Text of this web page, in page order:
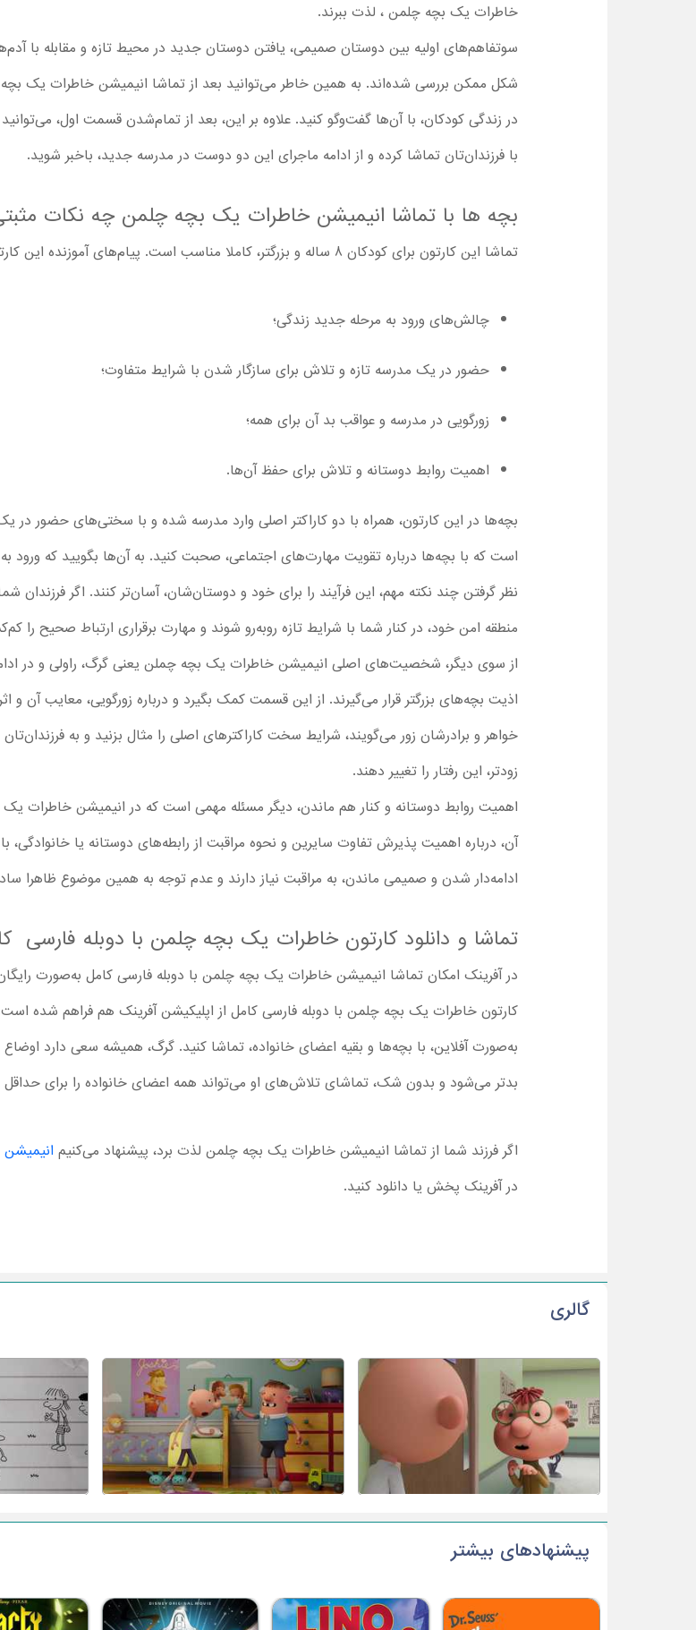
خاطرات یک بچه چلمن ، لذت ببرند.
سوتفاهم‌های اولیه بین دوستان صمیمی، یافتن دوستان جدید در محیط تازه و مقابله با
با فرزندان‌تان تماشا کرده و از ادامه ماجرای این دو دوست در مدرسه جدید، باخبر شوید.
بچه ها با تماشا انیمیشن خاطرات یک بچه چلمن چه نکات
تماشا این کارتون برای کودکان 8 ساله و بزرگتر، کاملا مناسب است. پیام‌های آموزنده این کارتون برای بچه‌ها شامل موارد زیر است:
چالش‌های ورود به مرحله جدید زندگی؛
حضور در یک مدرسه تازه و تلاش برای سازگار شدن با شرایط متفاوت؛
زورگویی در مدرسه و عواقب بد آن برای همه؛
اهمیت روابط دوستانه و تلاش برای حفظ آن‌ها.
بچه‌ها در این کارتون، همراه با دو کاراکتر اصلی وارد مدرسه شده و با سختی‌های حضور
است که با بچه‌ها درباره تقویت مهارت‌های اجتماعی، صحبت کنید. به آن‌ها بگویید که ورود
نظر گرفتن چند نکته مهم، این فرآیند را برای خود و دوستان‌شان، آسان‌تر کنند. اگر
منطقه امن خود، در کنار شما با شرایط تازه روبه‌رو شوند و مهارت برقراری ارتباط صحیح را
از سوی دیگر، شخصیت‌های اصلی انیمیشن خاطرات یک بچه چملن یعنی گرگ، راولی و در
اذیت بچه‌های بزرگتر قرار می‌گیرند. از این قسمت کمک بگیرد و درباره زورگویی، معایب آن و
خواهر و برادرشان زور می‌گویند، شرایط سخت کاراکترهای اصلی را مثال بزنید و به
زودتر، این رفتار را تغییر دهند.
اهمیت روابط دوستانه و کنار هم ماندن، دیگر مسئله مهمی است که در انیمیشن خاطرات یک
آن، درباره اهمیت پذیرش تفاوت سایرین و نحوه مراقبت از رابطه‌های دوستانه یا خانوادگی،
ادامه‌دار شدن و صمیمی ماندن، به مراقبت نیاز دارند و عدم توجه به همین موضوع ظاهرا
تماشا و دانلود کارتون خاطرات یک بچه چلمن با دوبله فارسی
در آفرینک امکان تماشا انیمیشن خاطرات یک بچه چلمن با دوبله فارسی کامل به‌صورت رایگان
کارتون خاطرات یک بچه چلمن با دوبله فارسی کامل از اپلیکیشن آفرینک هم فراهم شده است.
به‌صورت آفلاین، با بچه‌ها و بقیه اعضای خانواده، تماشا کنید. گرگ، همیشه سعی دارد
بدتر می‌شود و بدون شک، تماشای تلاش‌های او می‌تواند همه اعضای خانواده را برای
اگر فرزند شما از تماشا انیمیشن خاطرات یک بچه چلمن لذت برد، پیشنهاد می‌کنیم انیمیشن
در آفرینک پخش یا دانلود کنید.
گالری
پیشنهادهای بیشتر